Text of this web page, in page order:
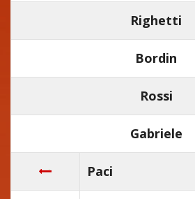
Righetti
Bordin
Rossi
Gabriele
Paci